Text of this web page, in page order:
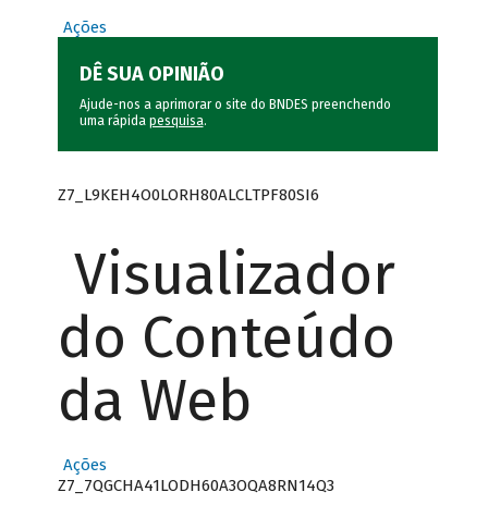
Ações
DÊ SUA OPINIÃO
Ajude-nos a aprimorar o site do BNDES preenchendo
uma rápida pesquisa.
Z7_L9KEH4O0LORH80ALCLTPF80SI6
Visualizador
do Conteúdo
da Web
Ações
Z7_7QGCHA41LODH60A3OQA8RN14Q3